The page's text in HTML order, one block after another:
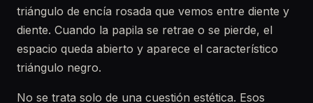
triángulo de encía rosada que vemos entre diente y
diente. Cuando la papila se retrae o se pierde, el
espacio queda abierto y aparece el característico
triángulo negro.
No se trata solo de una cuestión estética. Esos